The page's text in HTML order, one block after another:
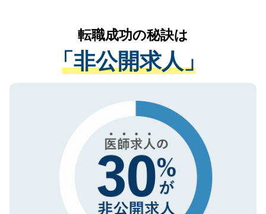
は、個人情報の取り扱いについての厳密な
管理基準を満たした事業者のみに付与され
る、プライバシーマークを取得済みです。
ご登録いただいた個人情報は、SSL（デー
で、機密保持に関してもご安心ください。
かがいして、現在の医療機関の状況や紹介
経験をまじえながら、適切なアドバイスを
させていただきます。すぐにご転職をされ
ない方には、長期的なサポートが可能です
ので、まずはご登録ください。
転職成功の秘訣は
「非公開求人」